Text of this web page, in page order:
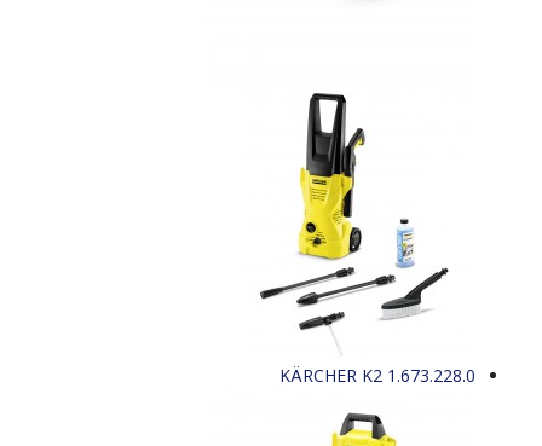
KÄRCHER K2 1.673.228.0